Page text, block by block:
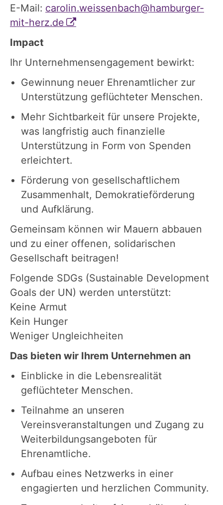
E-Mail: carolin.weissenbach@hamburger-
mit-herz.de
Impact
Ihr Unternehmensengagement bewirkt:
Gewinnung neuer Ehrenamtlicher zur
Unterstützung geflüchteter Menschen.
Mehr Sichtbarkeit für unsere Projekte,
was langfristig auch finanzielle
Unterstützung in Form von Spenden
erleichtert.
Förderung von gesellschaftlichem
Zusammenhalt, Demokratieförderung
und Aufklärung.
Gemeinsam können wir Mauern abbauen
und zu einer offenen, solidarischen
Gesellschaft beitragen!
Folgende SDGs (Sustainable Development
Goals der UN) werden unterstützt:
Keine Armut
Kein Hunger
Weniger Ungleichheiten
Das bieten wir Ihrem Unternehmen an
Einblicke in die Lebensrealität
geflüchteter Menschen.
Teilnahme an unseren
Vereinsveranstaltungen und Zugang zu
Weiterbildungsangeboten für
Ehrenamtliche.
Aufbau eines Netzwerks in einer
engagierten und herzlichen Community.